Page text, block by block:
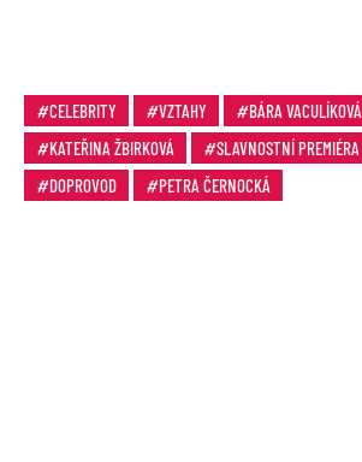
CELEBRITY VZTAHY BÁRA VACULÍKOVÁ
KATEŘINA ŽBIRKOVÁ
SLAVNOSTNÍ PREMIÉRA
DOPROVOD
PETRA ČERNOCKÁ